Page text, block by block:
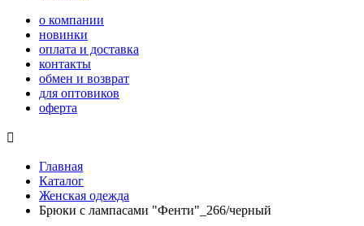
о компании
новинки
оплата и доставка
контакты
обмен и возврат
для оптовиков
оферта

Главная
Каталог
Женская одежда
Брюки с лампасами "Фенти"_266/черный